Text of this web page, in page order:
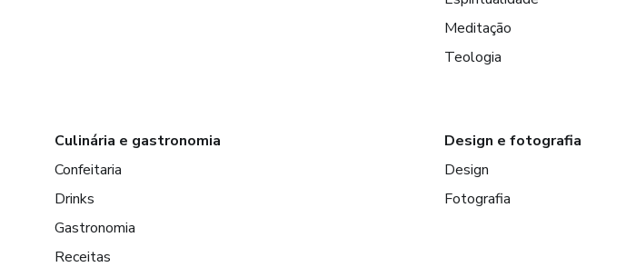
Meditação
Teologia
Culinária e gastronomia
Confeitaria
Drinks
Gastronomia
Receitas
Design e fotografia
Design
Fotografia